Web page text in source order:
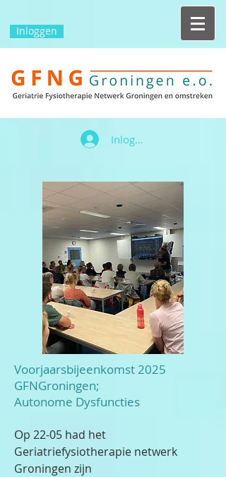
Inloggen
Inloggen
Voorjaarsbijeenkomst 2025
GFNGroningen;
Autonome Dysfuncties
Op 22-05 had het
Geriatriefysiotherapie netwerk
Groningen zijn